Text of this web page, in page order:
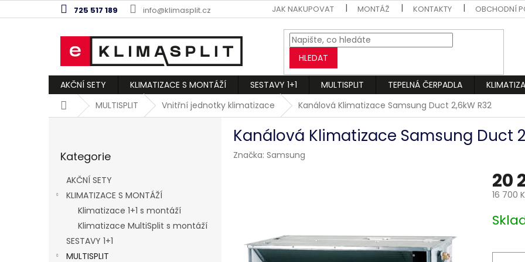
na
725 517 189 info@klimasplit.cz JAK NAKUPOVAT MONTÁŽ KONTAKTY OBCHODNÍ
HLEDAT
AKČNÍ SETY KLIMATIZACE S MONTÁŽÍ SESTAVY 1+1 MULTISPLIT TEPELNÁ ČERPADLA
DomůMULTISPLIT Vnitřní jednotky klimatizace Kanálová Klimatizace Samsung Duct 2,6kW R32
kategorie
Kategorie
AKČNÍ SETY
KLIMATIZACE S MONTÁŽÍ
Klimatizace 1+1 s montáží
Klimatizace MultiSplit s montáží
SESTAVY 1+1
MULTISPLIT
Kanálová Klimatizace Samsung Duct
Značka: Samsung
20
16 700
cena: